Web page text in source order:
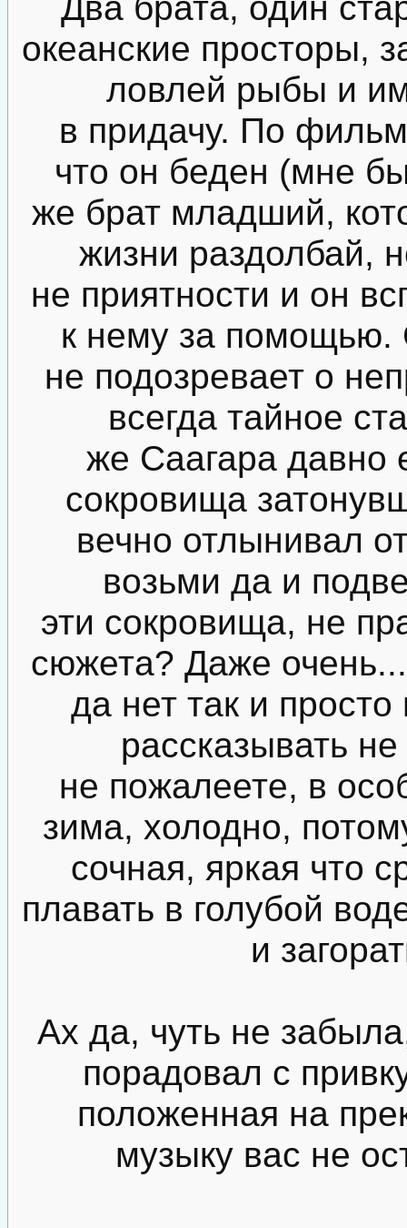
океанские просторы,
ловлей рыбы и
в придачу. По
что он беден (мне
же брат младший,
жизни раздолбай,
не приятности и он
к нему за помощью.
не подозревает о
всегда тайное
же Саагара давно
сокровища
вечно отлынивал
возьми да и
эти сокровища, не
сюжета? Даже
да нет так и
рассказывать
не пожалеете, в
зима, холодно,
сочная, яркая что
плавать в голубой
и
Ах да, чуть не
порадовал с
положенная на
музыку вас не